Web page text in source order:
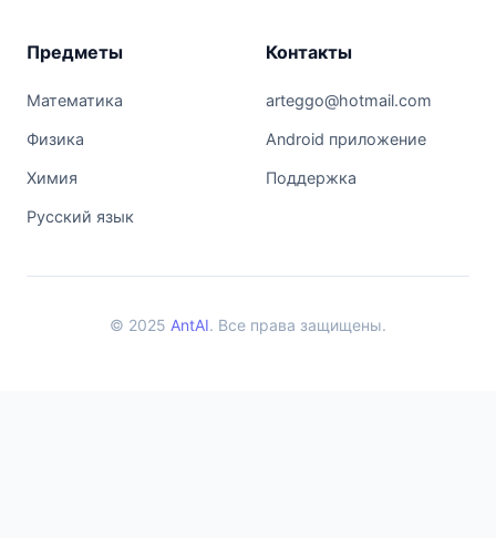
Предметы
Математика
Физика
Химия
Русский язык
Контакты
arteggo@hotmail.com
Android приложение
Поддержка
© 2025 AntAI. Все права защищены.